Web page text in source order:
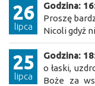
26
lipca
Godzina:
Proszę
Nicoli gdyż
25
lipca
Godzina:
o łaski,
Boże za